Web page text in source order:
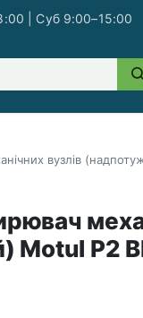
| Суб 9:00–15:00
вузлів
Motul P2